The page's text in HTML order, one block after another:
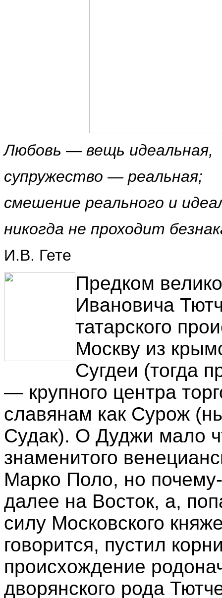
Любовь — вещь идеальная,
супружество — реальная;
смешение реального и
никогда не проходит
И.В. Гете
Предком великого русского поэта Федора Ивановича Тютчева был некий Дуджи, татарского происхождения, прибывший в Москву из крымского портового города Сугдеи (тогда принадлежавшего Венеции) — крупного центра торговли, известного восточным славянам как Сурож (ныне поселок городского типа Судак). О Дуджи мало что известно. Сопровождал знаменитого венецианского путешественника Марко Поло, но почему-то не отправился с ним далее на Восток, а, попав в столицу набирающего силу Московского княжества, остался здесь и, как говорится, пустил корни. От Дуджи ведет свое происхождение родоначальник знатного дворянского рода Тютчевых — Захарий Тутчев (Тючев, ок. 1360–1400). Это видный государственный деятель Московской Руси в период национального возрождения, сподвижник Великого Князя московского и владимирского Дмитрия Ивановича Донского. По материнской линии дедом Федора Ивановича Тютчева был Лев Васильевич Толстой (1740–1816). Таким образом, поэт состоял в дальнем родстве со знаменитыми русскими писателями Львом Николаевичем и Алексеем Константиновичем Толстыми. Бабушка поэта по линии матери, Екатерина Михайловна (? – 1788), была родной сестрой известного полководца и политического деятеля Александра Михайловича Римского-Корсакова. После внезапной смерти Екатерины Михайловны ее муж отдал своих детей на обучение и воспитание в дома родственников. Екатерина Львовна Толстая (1776 – 1866), мать поэта, попала в дом своей тети по отцу, Анны Васильевны, мужем которой был граф Федор Андреевич Остерман, сын знаменитого дипломата и сподвижника Петра I, Андрея Ивановича Остермана. Федор и Иван Андреевичи Остерманы были последними представителями своего рода, поэтому по их просьбе и по указу императрицы Екатерины II фамилия Остерманов была передана их внучатому племяннику Андрею Ивановичу Остерману-Толстому. Свойство по женской линии на Руси всегда ценилось, поэтому у Тютчевых сохранялись самые теплые отношения с Остерманами. Федор Андреевич и Анна Васильевна Остерманы заботливо опекали свою племянницу, и именно в московском доме Остерманов произошло ее знакомство с гвардии поручиком Иваном Николаевичем Тютчевым (1768 – 1846), сыном Николая Андреевича и Пелагеи Денисовны Тютчевых. В 1798 году Иван Николаевич и Екатерина Львовна поженились и после свадьбы уехали в Овстуг. Мусульманское происхождение Федора Ивановича сыграло немаловажную роль в его отношениях с женщинами: он проявлял склонность к полигамии. ...Но пора уже обратиться к этой труднейшей, даже мучительной для всякого, кто думает о ней серьезно, теме — теме двойной любви Тютчева. Все обстояло именно так: поэт в самом деле долгие годы и не раз испытывал подлинную любовь одновременно к двум женщинам, т.е. был крайне полигамен! В 1833 году, в то время, когда постоянно испытывавшая материальные затруднения семья поэта насчитывала уже трех дочерей, а долги росли с каждым годом, супружеская жизнь Тютчевых осложнилась и обстоятельствами иного рода. В феврале этого года, на балу, произошла первая встреча поэта с будущей второй женой, баронессой Эрнестиной Дёрнберг (урожденной Пфеффель, внучатой племянницей известного немецкого баснописца Карла Пфеффеля), занимавшей одно из первых мест в ряду мюнхенских красавиц. Через несколько дней после этой встречи нелюбимый муж Эрнестины барон Фриц Дёрнберг неожиданно умер от брюшного тифа. Многое осталось скрытым в истории отношений Федора Ивановича Тютчева с Эрнестиной Дёрнберг. Однако дошедшие до нас письменные намеки и отголоски, отрывки из дневников и фрагменты некоторых стихотворений свидетельствуют о том, что это не было чуждое «взрывам страстей» увлечение, подобное любви-дружбе к «прекрасной Амалии». Нет,